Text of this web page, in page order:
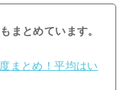
まとめています。
まとめ！平均はい